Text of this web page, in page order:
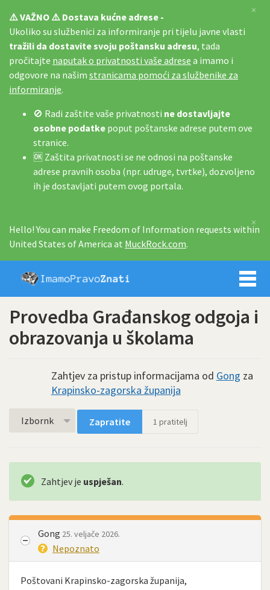
⚠️ VAŽNO ⚠️ Dostava kućne adrese -
Ukoliko su službenici za informiranje pri tijelu javne vlasti
tražili da dostavite svoju poštansku adresu, tada
pročitajte naputak o privatnosti vaše adrese a imamo i
odgovore na našim stranicama pomoći za službenike za
informiranje.
🚫 Radi zaštite vaše privatnosti ne dostavljajte
osobne podatke poput poštanske adrese putem ove
stranice.
🆗 Zaštita privatnosti se ne odnosi na poštanske
adrese pravnih osoba (npr. udruge, tvrtke), dozvoljeno
ih je dostavljati putem ovog portala.
×
Hello! You can make Freedom of Information requests within
United States of America at MuckRock.com.
×
Imamo
Provedba Građanskog odgoja i
obrazovanja u školama
Zahtjev za pristup informacijama od Gong za
Krapinsko-zagorska županija
Izbornk Zapratite 1 pratitelj
Zahtjev je uspješan.
Gong 25. veljače 2026.
Nepoznato
Poštovani Krapinsko-zagorska županija,